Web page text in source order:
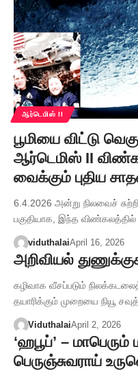
ஆர்டெமிஸ் II
பூமியை விட்டு
ஆர்டெமிஸ் II
வைக்கும் புதிய
6.4.2026 அன்று நிலவைச்
பகுதியாக, இந்த
viduthalaiApril 16, 2026
அறிவியல்
கழிவாக வீசப்படும்
தயாரிக்கும் முறையை நியூ
ViduthalaiApril 2, 2026
‘ஹபூப்’ –
பெருஞ்சுவராய்